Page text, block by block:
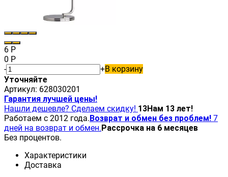
6 Р
0 Р
-
+В корзину
Уточняйте
Артикул: 628030201
Гарантия лучшей цены!
Нашли дешевле? Сделаем скидку! 13Нам 13 лет!
Работаем с 2012 года.Возврат и обмен без проблем! 7
дней на возврат и обмен.Рассрочка на 6 месяцев
Без процентов.
Характеристики
Доставка